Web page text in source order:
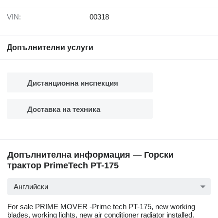
VIN: 00318
Допълнителни услуги
Дистанционна инспекция
Доставка на техника
Допълнителна информация — Горски
трактор PrimeTech PT-175
Английски
For sale PRIME MOVER -Prime tech PT-175, new working
blades, working lights, new air conditioner radiator installed.